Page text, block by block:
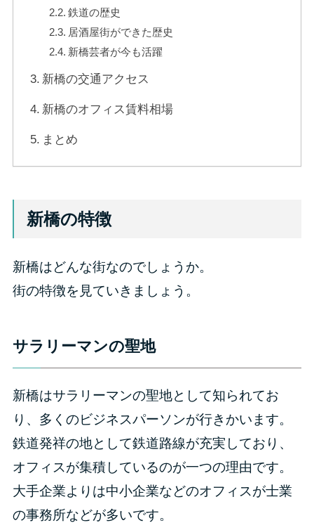
鉄道の歴史
居酒屋街ができた歴史
新橋芸者が今も活躍
新橋の交通アクセス
新橋のオフィス賃料相場
まとめ
新橋の特徴
新橋はどんな街なのでしょうか。
街の特徴を見ていきましょう。
サラリーマンの聖地
新橋はサラリーマンの聖地として知られてお
り、多くのビジネスパーソンが行きかいます。
鉄道発祥の地として鉄道路線が充実しており、
オフィスが集積しているのが一つの理由です。
大手企業よりは中小企業などのオフィスが士業
の事務所などが多いです。